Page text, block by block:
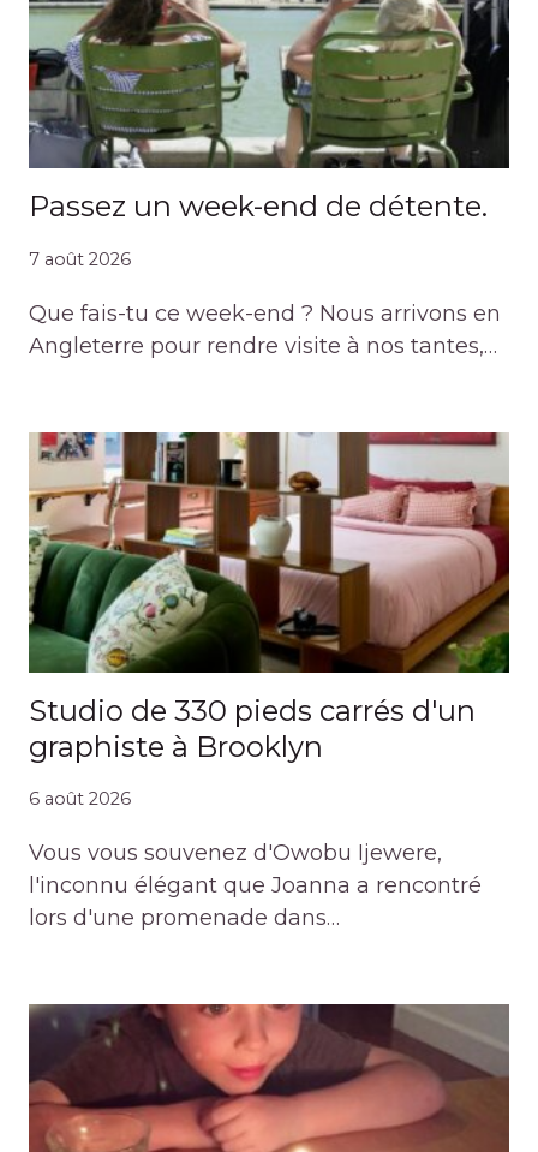
Passez un week-end de détente.
7 août 2026
Que fais-tu ce week-end ? Nous arrivons en
Angleterre pour rendre visite à nos tantes,…
Studio de 330 pieds carrés d'un
graphiste à Brooklyn
6 août 2026
Vous vous souvenez d'Owobu Ijewere,
l'inconnu élégant que Joanna a rencontré
lors d'une promenade dans…